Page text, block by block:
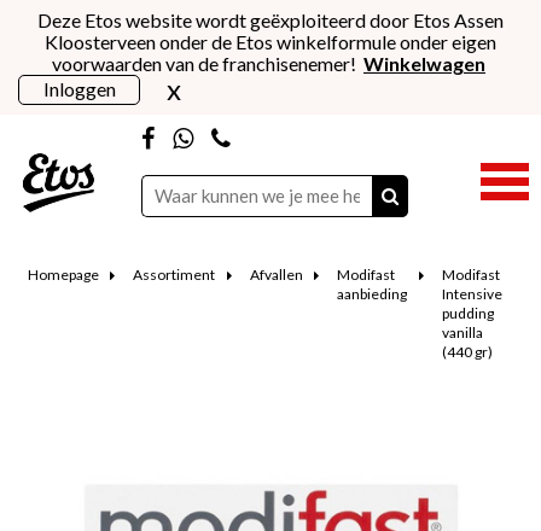
Deze Etos website wordt geëxploiteerd door Etos Assen
Kloosterveen onder de Etos winkelformule onder eigen
voorwaarden van de franchisenemer! Winkelwagen
Inloggen
x
Homepage Assortiment Afvallen
Modifast
aanbieding
Modifast
Intensive
pudding
vanilla
(440 gr)